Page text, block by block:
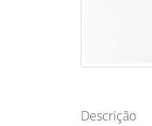
Descrição